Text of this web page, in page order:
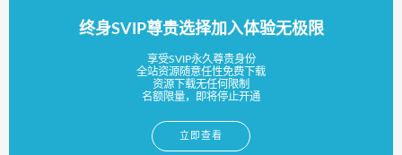
终身SVIP尊贵选择加入体验无极限
享受SVIP永久尊贵身份
全站资源随意任性免费下载
资源下载无任何限制
名额限量，即将停止开通
立即查看